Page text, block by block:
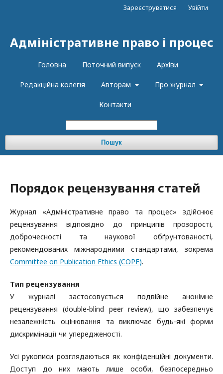
Адміністративне право і процес
Головна Поточний випуск Архіви
Редакцiйна колегiя Авторам Про журнал
Контакти
Пошук
Зареєструватися Увійти
Порядок рецензування статей
Журнал «Адміністративне право та процес» здійснює
рецензування відповідно до принципів прозорості,
доброчесності та наукової обґрунтованості,
рекомендованих міжнародними стандартами, зокрема
Committee on Publication Ethics (COPE).
Тип рецензування
У журналі застосовується подвійне анонімне
рецензування (double-blind peer review), що забезпечує
незалежність оцінювання та виключає будь-які форми
дискримінації чи упередженості.
Усі рукописи розглядаються як конфіденційні документи.
Доступ до них мають лише особи, безпосередньо